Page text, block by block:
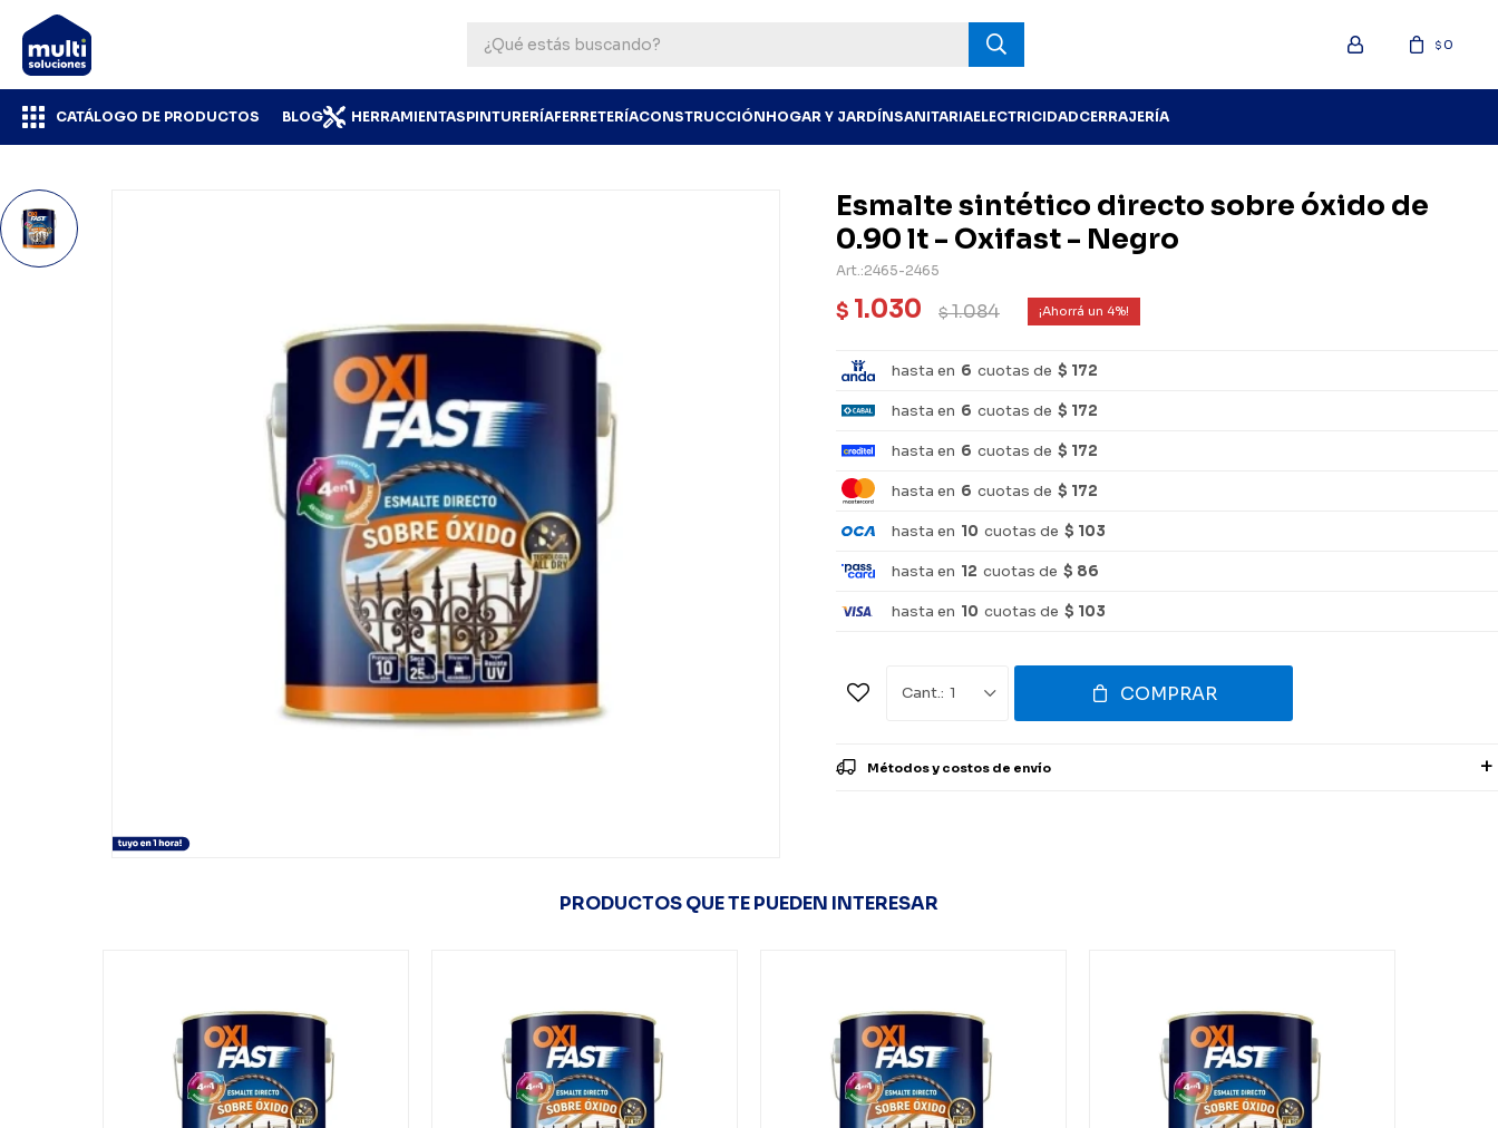
CATÁLOGO DE PRODUCTOS BLOG HERRAMIENTASPINTURERÍAFERRETERÍACONSTRUCCIÓNHOGAR Y JARDÍNSANITARIAELECTRICIDADCERRAJERÍA
$0
Esmalte sintético directo sobre óxido de
0.90 lt - Oxifast - Negro
2465-2465
$ 1.030 $1.084 4
hasta en 6 cuotas de $ 172
hasta en 6 cuotas de $ 172
hasta en 6 cuotas de $ 172
hasta en 6 cuotas de $ 172
hasta en 10 cuotas de $ 103
hasta en 12 cuotas de $ 86
hasta en 10 cuotas de $ 103
1 COMPRAR
Métodos y costos de envío
PRODUCTOS QUE TE PUEDEN INTERESAR